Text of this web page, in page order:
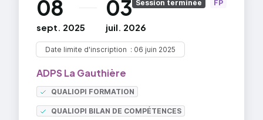
· Maîtriser et faire appliquer les règlements des
disciplines de la mention ou de l'option
Garantir des conditions de pratique en sécurité
dans la mention ou dans l'option
08
sept. 2025
au 03
juil. 2026
Date limite d'inscription 06 juin 2025
ADPS La Gauthière
QUALIOPI FORMATION
QUALIOPI BILAN DE COMPÉTENCES
Session terminée FP